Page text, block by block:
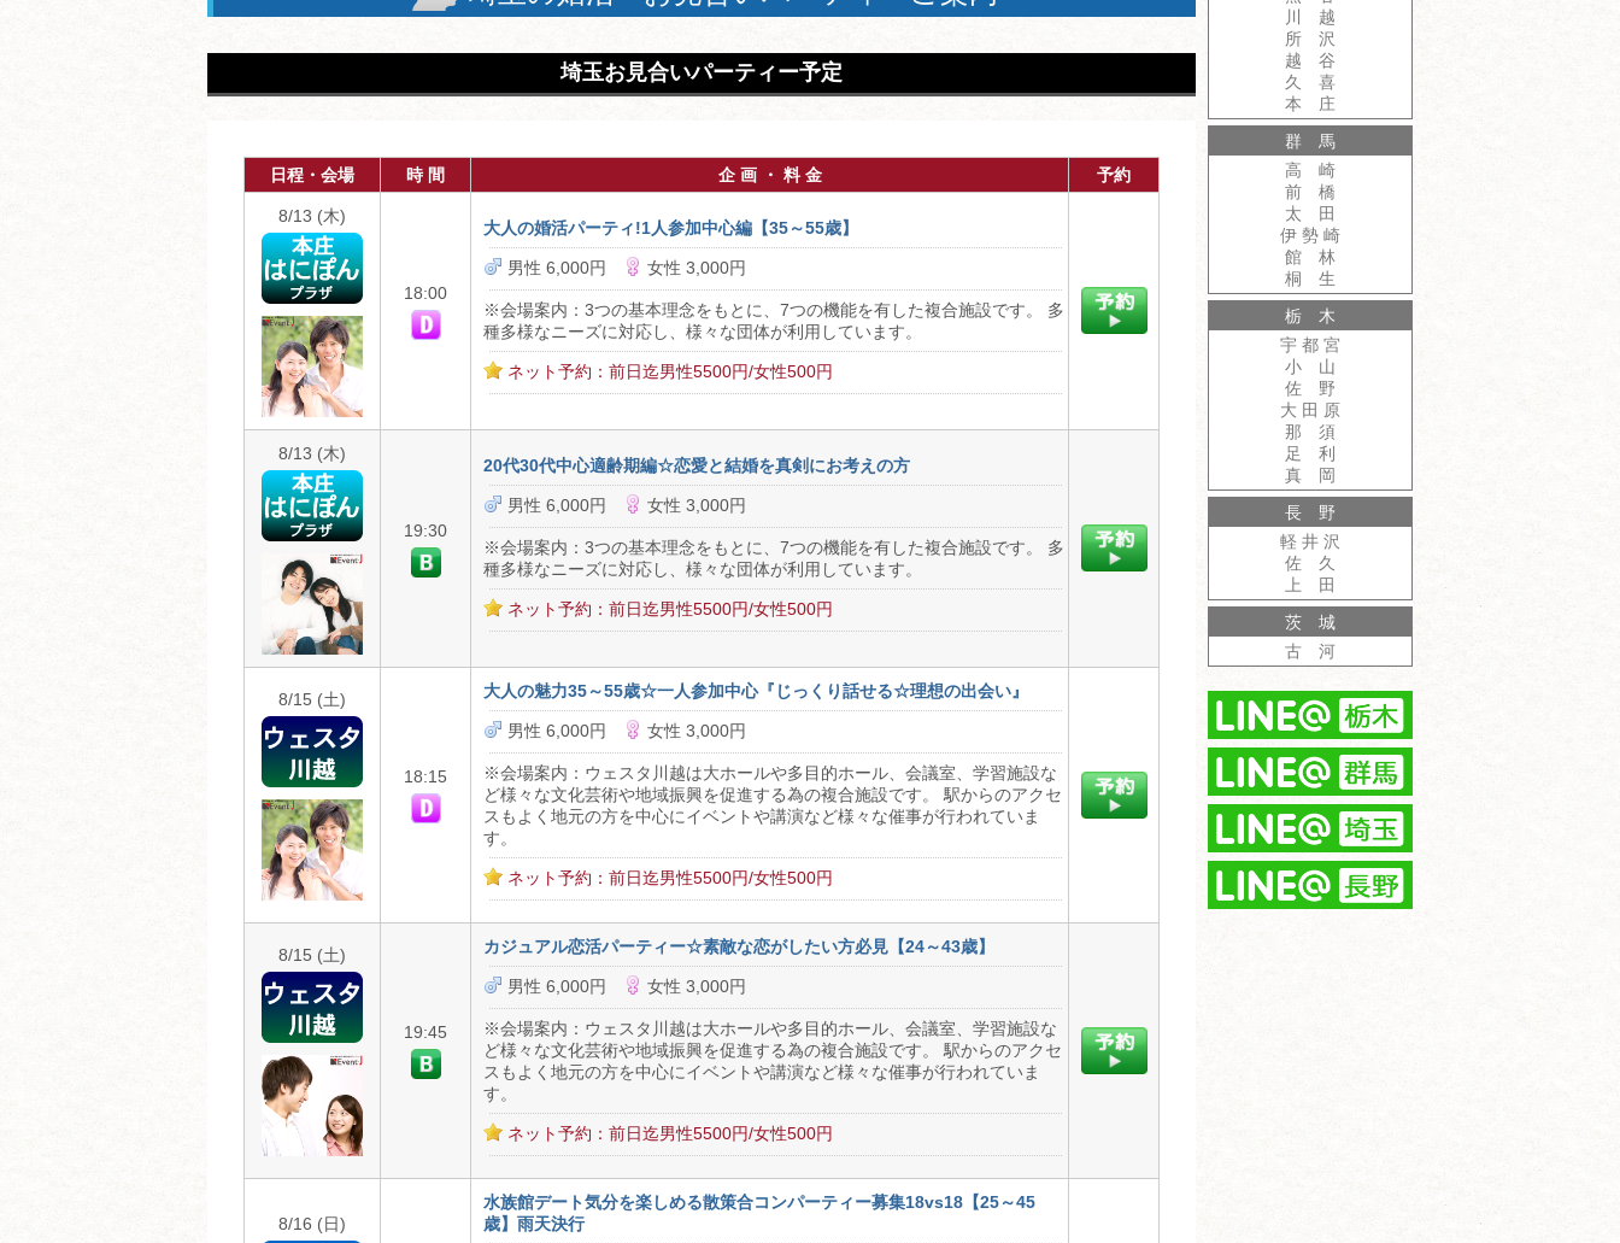
埼玉お見合いパーティー予定
日程・会場 時 間 企 画 ・ 料 金 予約
8/13 (木)
18:00
大人の婚活パーティ!1人参加中心編【35～55歳】
男性 6,000円 女性 3,000円
※会場案内：3つの基本理念をもとに、7つの機能を有した複合施設です。 多
種多様なニーズに対応し、様々な団体が利用しています。
ネット予約：前日迄男性5500円/女性500円
8/13 (木)
19:30
20代30代中心適齢期編☆恋愛と結婚を真剣にお考えの方
男性 6,000円 女性 3,000円
※会場案内：3つの基本理念をもとに、7つの機能を有した複合施設です。 多
種多様なニーズに対応し、様々な団体が利用しています。
ネット予約：前日迄男性5500円/女性500円
8/15 (土)
18:15
大人の魅力35～55歳☆一人参加中心『じっくり話せる☆理想の出会い』
男性 6,000円 女性 3,000円
※会場案内：ウェスタ川越は大ホールや多目的ホール、会議室、学習施設な
ど様々な文化芸術や地域振興を促進する為の複合施設です。 駅からのアクセ
スもよく地元の方を中心にイベントや講演など様々な催事が行われていま
す。
ネット予約：前日迄男性5500円/女性500円
8/15 (土)
19:45
カジュアル恋活パーティー☆素敵な恋がしたい方必見【24～43歳】
男性 6,000円 女性 3,000円
※会場案内：ウェスタ川越は大ホールや多目的ホール、会議室、学習施設な
ど様々な文化芸術や地域振興を促進する為の複合施設です。 駅からのアクセ
スもよく地元の方を中心にイベントや講演など様々な催事が行われていま
す。
ネット予約：前日迄男性5500円/女性500円
8/16 (日)
水族館デート気分を楽しめる散策合コンパーティー募集18vs18【25～45
歳】雨天決行
川 越
所 沢
越 谷
久 喜
本 庄
群 馬
高 崎
前 橋
太 田
伊 勢 崎
館 林
桐 生
栃 木
宇 都 宮
小 山
佐 野
大 田 原
那 須
足 利
真 岡
長 野
軽 井 沢
佐 久
上 田
茨 城
古 河